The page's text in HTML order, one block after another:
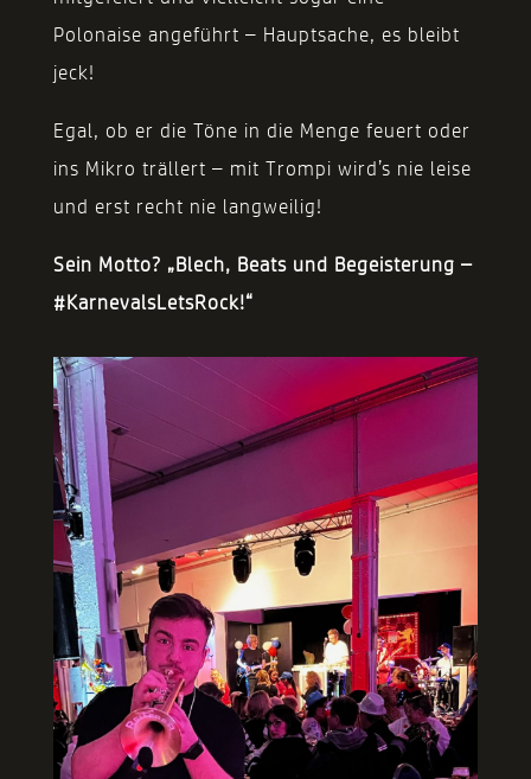
Polonaise angeführt – Hauptsache, es bleibt
jeck!
Egal, ob er die Töne in die Menge feuert oder
ins Mikro trällert – mit Trompi wird’s nie leise
und erst recht nie langweilig!
Sein Motto? „Blech, Beats und Begeisterung –
#KarnevalsLetsRock!“